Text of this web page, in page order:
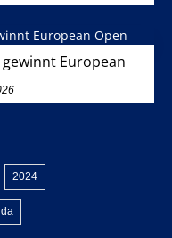
European
2024